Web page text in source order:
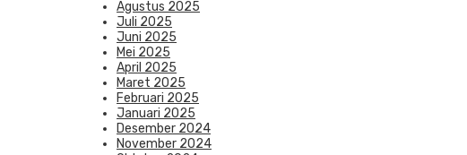
Agustus 2025
Juli 2025
Juni 2025
Mei 2025
April 2025
Maret 2025
Februari 2025
Januari 2025
Desember 2024
November 2024